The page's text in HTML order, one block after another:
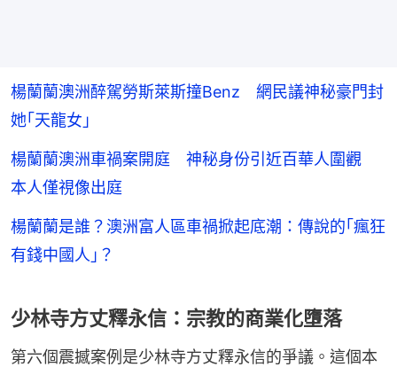
楊蘭蘭澳洲醉駕勞斯萊斯撞Benz 網民議神秘豪門封
她｢天龍女｣
楊蘭蘭澳洲車禍案開庭 神秘身份引近百華人圍觀
本人僅視像出庭
楊蘭蘭是誰？澳洲富人區車禍掀起底潮：傳說的｢瘋狂
有錢中國人｣？
少林寺方丈釋永信：宗教的商業化墮落
第六個震撼案例是少林寺方丈釋永信的爭議。這個本